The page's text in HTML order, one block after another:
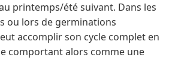
printemps/été suivant. Dans les
ou lors de germinations
accomplir son cycle complet en
comportant alors comme une